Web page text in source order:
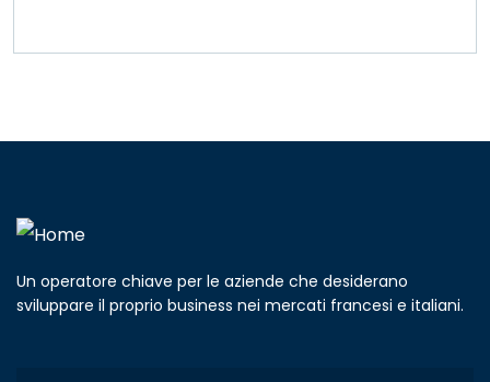
Un operatore chiave per le aziende che desiderano
sviluppare il proprio business nei mercati francesi e italiani.